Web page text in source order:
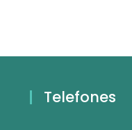
Telefones